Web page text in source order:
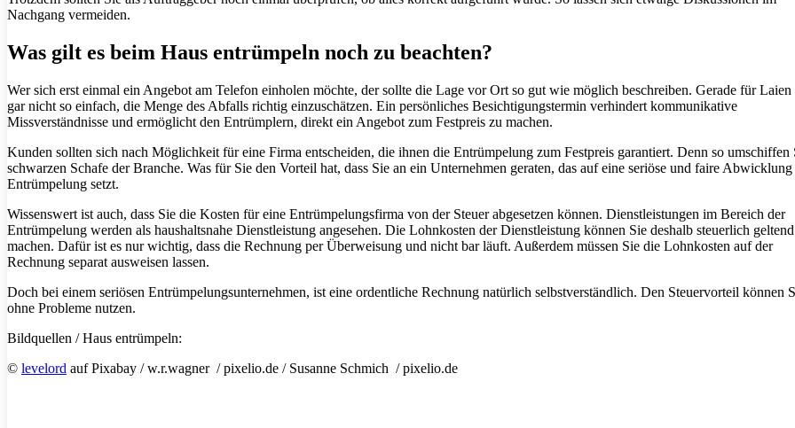
Nachgang vermeiden.
Was gilt es beim Haus entrümpeln noch zu beachten?
Wer sich erst einmal ein Angebot am Telefon einholen möchte, der sollte die Lage vor Ort so gut wie möglich beschreiben. Gerade für Laien
gar nicht so einfach, die Menge des Abfalls richtig einzuschätzen. Ein persönliches Besichtigungstermin verhindert kommunikative
Missverständnisse und ermöglicht den Entrümplern, direkt ein Angebot zum Festpreis zu machen.
Kunden sollten sich nach Möglichkeit für eine Firma entscheiden, die ihnen die Entrümpelung zum Festpreis garantiert. Denn so umschiffen
schwarzen Schafe der Branche. Was für Sie den Vorteil hat, dass Sie an ein Unternehmen geraten, das auf eine seriöse und faire Abwicklung
Entrümpelung setzt.
Wissenswert ist auch, dass Sie die Kosten für eine Entrümpelungsfirma von der Steuer abgesetzen können. Dienstleistungen im Bereich der
Entrümpelung werden als haushaltsnahe Dienstleistung angesehen. Die Lohnkosten der Dienstleistung können Sie deshalb steuerlich geltend
machen. Dafür ist es nur wichtig, dass die Rechnung per Überweisung und nicht bar läuft. Außerdem müssen Sie die Lohnkosten auf der
Rechnung separat ausweisen lassen.
Doch bei einem seriösen Entrümpelungsunternehmen, ist eine ordentliche Rechnung natürlich selbstverständlich. Den Steuervorteil können
ohne Probleme nutzen.
Bildquellen / Haus entrümpeln:
© levelord auf Pixabay / w.r.wagner / pixelio.de / Susanne Schmich / pixelio.de